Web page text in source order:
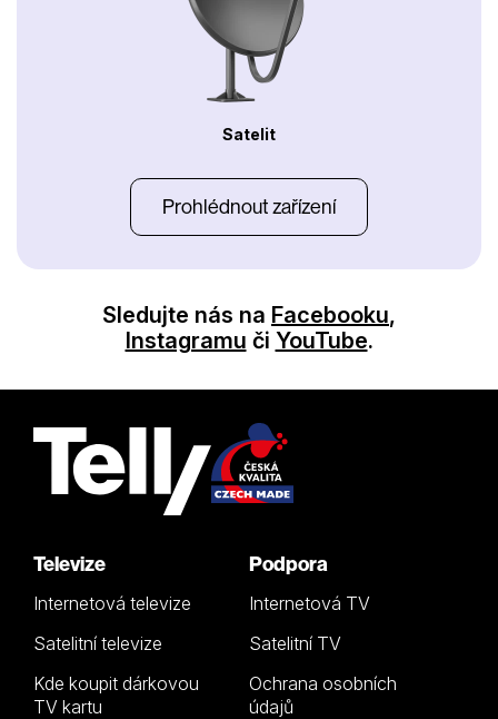
Satelit
Prohlédnout zařízení
Sledujte nás na Facebooku,
Instagramu či YouTube.
Televize
Internetová televize
Satelitní televize
Kde koupit dárkovou
TV kartu
Podpora
Internetová TV
Satelitní TV
Ochrana osobních
údajů